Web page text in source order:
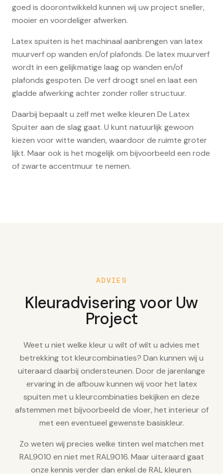
goed is doorontwikkeld kunnen wij uw project sneller,
mooier en voordeliger afwerken.
Latex spuiten is het machinaal aanbrengen van latex
muurverf op wanden en/of plafonds. De latex muurverf
wordt in een gelijkmatige laag op wanden en/of
plafonds gespoten. De verf droogt snel en laat een
gladde afwerking achter zonder roller structuur.
Daarbij bepaalt u zelf met welke kleuren De Latex
Spuiter aan de slag gaat. U kunt natuurlijk gewoon
kiezen voor witte wanden, waardoor de ruimte groter
lijkt. Maar ook is het mogelijk om bijvoorbeeld een rode
of zwarte accentmuur te nemen.
ADVIES
Kleuradvisering voor Uw
Project
Weet u niet welke kleur u wilt of wilt u advies met
betrekking tot kleurcombinaties? Dan kunnen wij u
uiteraard daarbij ondersteunen. Door de jarenlange
ervaring in de afbouw kunnen wij voor het latex
spuiten met u kleurcombinaties bekijken en deze
afstemmen met bijvoorbeeld de vloer, het interieur of
met een eventueel gewenste basiskleur.
Zo weten wij precies welke tinten wel matchen met
RAL9010 en niet met RAL9016. Maar uiteraard gaat
onze kennis verder dan enkel de RAL kleuren.